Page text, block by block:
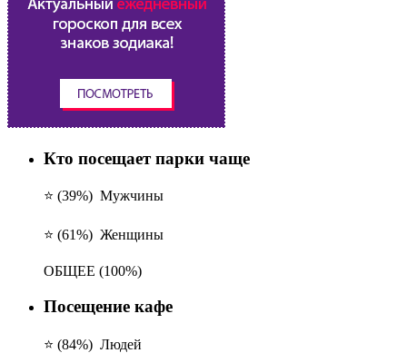
Кто посещает парки чаще
⭐ (39%) Мужчины
⭐ (61%) Женщины
ОБЩЕЕ (100%)
Посещение кафе
⭐ (84%) Людей